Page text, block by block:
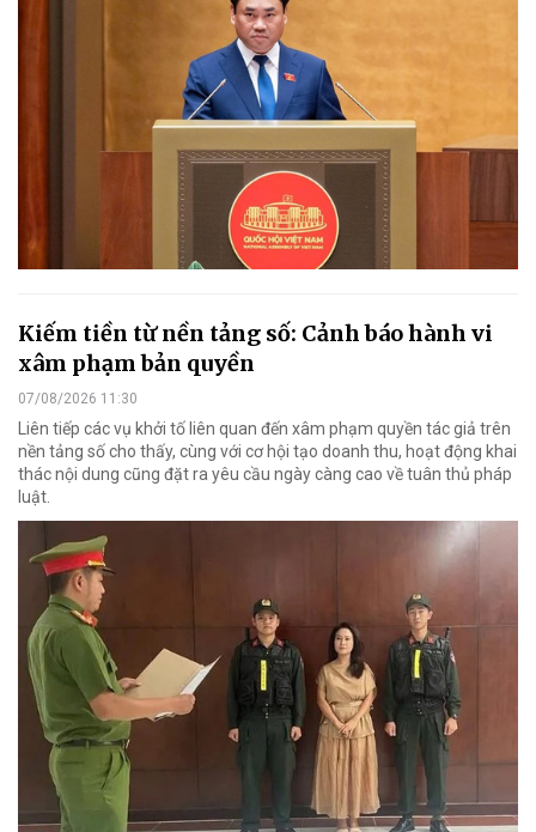
Kiếm tiền từ nền tảng số: Cảnh báo hành vi
xâm phạm bản quyền
07/08/2026 11:30
Liên tiếp các vụ khởi tố liên quan đến xâm phạm quyền tác giả trên
nền tảng số cho thấy, cùng với cơ hội tạo doanh thu, hoạt động khai
thác nội dung cũng đặt ra yêu cầu ngày càng cao về tuân thủ pháp
luật.